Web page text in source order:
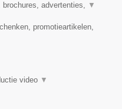
advertenties, ▼
promotieartikelen,
video ▼